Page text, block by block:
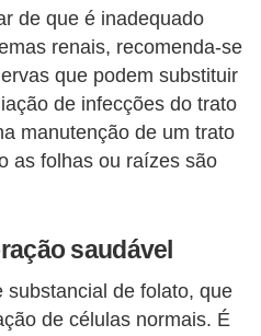
de que é inadequado
renais, recomenda-se
que podem substituir
de infecções do trato
manutenção de um trato
as folhas ou raízes são
saudável
substancial de folato, que
de células normais. É